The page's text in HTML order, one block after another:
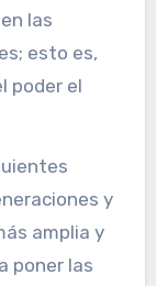
las
esto es,
poder el
y
amplia y
poner las